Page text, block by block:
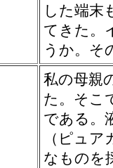
した端末
てきた。
うか。そ
私の母親
た。そこ
である。
（ピュ
なものを